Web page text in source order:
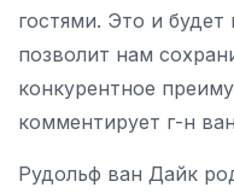
гостями. Это и
позволит нам
конкурентное
комментирует г-н
Рудольф ван Дайк